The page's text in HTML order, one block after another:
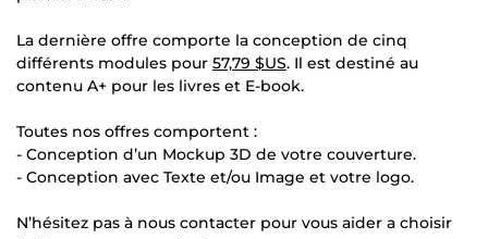
La dernière offre comporte la conception de cinq
différents modules pour 57,79 $US. Il est destiné au
contenu A+ pour les livres et E-book.
Toutes nos offres comportent :
- Conception d’un Mockup 3D de votre couverture.
- Conception avec Texte et/ou Image et votre logo.
N’hésitez pas à nous contacter pour vous aider a choisir